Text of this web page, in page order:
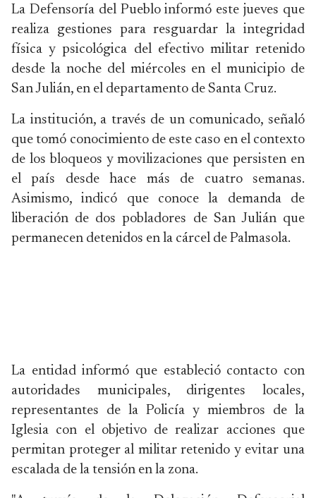
La Defensoría del Pueblo informó este jueves que
realiza gestiones para resguardar la integridad
física y psicológica del efectivo militar retenido
desde la noche del miércoles en el municipio de
San Julián, en el departamento de Santa Cruz.
La institución, a través de un comunicado, señaló
que tomó conocimiento de este caso en el contexto
de los bloqueos y movilizaciones que persisten en
el país desde hace más de cuatro semanas.
Asimismo, indicó que conoce la demanda de
liberación de dos pobladores de San Julián que
permanecen detenidos en la cárcel de Palmasola.
La entidad informó que estableció contacto con
autoridades municipales, dirigentes locales,
representantes de la Policía y miembros de la
Iglesia con el objetivo de realizar acciones que
permitan proteger al militar retenido y evitar una
escalada de la tensión en la zona.